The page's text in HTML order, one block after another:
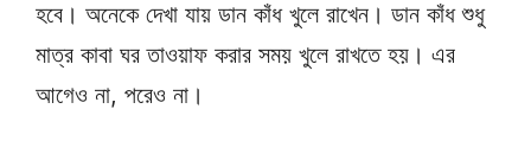
হবে। অনেকে দেখা যায় ডান কাঁধ খুলে রাখেন। ডান কাঁধ শুধু
মাত্র কাবা ঘর তাওয়াফ করার সময় খুলে রাখতে হয়। এর
আগেও না, পরেও না।